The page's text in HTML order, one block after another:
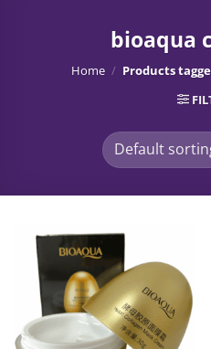
bioaqua
Home / Products